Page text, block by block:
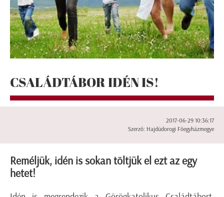
CSALÁDTÁBOR IDÉN IS!
2017-06-29 10:36:17
Szerző: Hajdúdorogi Főegyházmegye
Reméljük, idén is sokan töltjük el ezt az egy
hetet!